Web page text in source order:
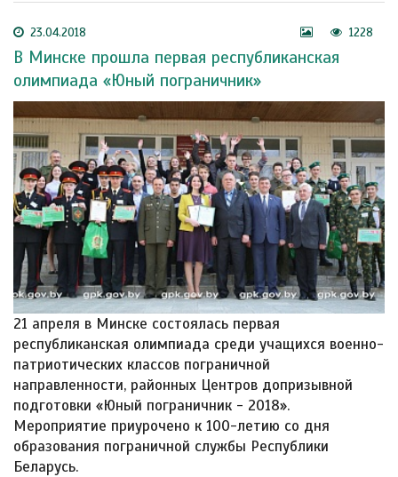
23.04.2018 1228
В Минске прошла первая республиканская
олимпиада «Юный пограничник»
21 апреля в Минске состоялась первая
республиканская олимпиада среди учащихся военно-
патриотических классов пограничной
направленности, районных Центров допризывной
подготовки «Юный пограничник - 2018».
Мероприятие приурочено к 100-летию со дня
образования пограничной службы Республики
Беларусь.